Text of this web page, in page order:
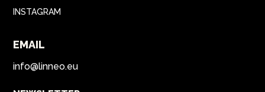
INSTAGRAM
EMAIL
info@linneo.eu